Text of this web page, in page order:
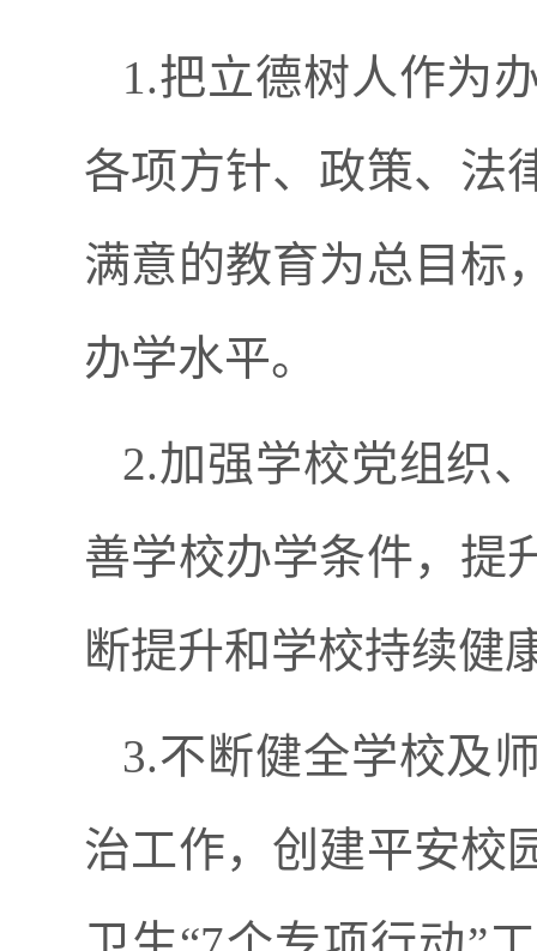
1.把立德树人作为
各项方针、政策、法
满意的教育为总目标
办学水平。
2.加强学校党组织
善学校办学条件，提
断提升和学校持续健
3.不断健全学校及
治工作，创建平安校